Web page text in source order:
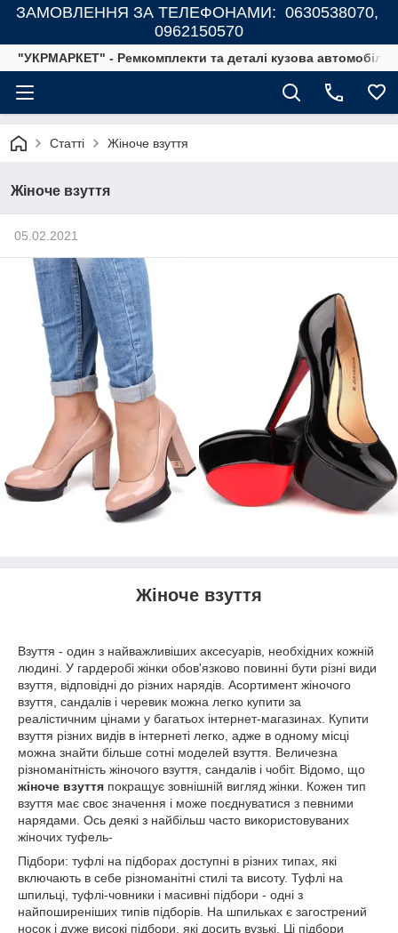
ЗАМОВЛЕННЯ ЗА ТЕЛЕФОНАМИ: 0630538070,
0962150570
"УКРМАРКЕТ" - Ремкомплекти та деталі кузова автомобілів
Статті Жіноче взуття
Жіноче взуття
05.02.2021
Жіноче взуття
Взуття - один з найважливіших аксесуарів, необхідних кожній
людині. У гардеробі жінки обов'язково повинні бути різні види
взуття, відповідні до різних нарядів. Асортимент жіночого
взуття, сандалів і черевик можна легко купити за
реалістичним цінами у багатьох інтернет-магазинах. Купити
взуття різних видів в інтернеті легко, адже в одному місці
можна знайти більше сотні моделей взуття. Величезна
різноманітність жіночого взуття, сандалів і чобіт. Відомо, що
жіноче взуття покращує зовнішній вигляд жінки. Кожен тип
взуття має своє значення і може поєднуватися з певними
нарядами. Ось деякі з найбільш часто використовуваних
жіночих туфель-
Підбори: туфлі на підборах доступні в різних типах, які
включають в себе різноманітні стилі та висоту. Туфлі на
шпильці, туфлі-човники і масивні підбори - одні з
найпоширеніших типів підборів. На шпильках є загострений
носок і дуже високі підбори, які досить вузькі. Ці підбори